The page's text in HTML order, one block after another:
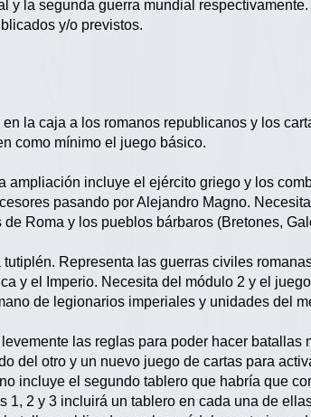
y la segunda guerra mundial
y/o previstos.
la caja a los romanos republicanos y los
como mínimo el juego básico.
ampliación incluye el ejército griego y los
pasando por Alejandro Magno.
Roma y los pueblos bárbaros (Bretones,
Representa las guerras civiles
y el Imperio. Necesita del módulo 2 y el
de legionarios imperiales y unidades del
las reglas para poder hacer batallas
del otro y un nuevo juego de cartas para
incluye el segundo tablero que habría que
2 y 3 incluirá un tablero en cada una de